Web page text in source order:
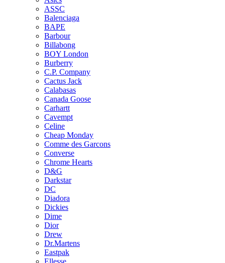
ASSC
Balenciaga
BAPE
Barbour
Billabong
BOY London
Burberry
C.P. Company
Cactus Jack
Calabasas
Canada Goose
Carhartt
Cavempt
Celine
Cheap Monday
Comme des Garcons
Converse
Chrome Hearts
D&G
Darkstar
DC
Diadora
Dickies
Dime
Dior
Drew
Dr.Martens
Eastpak